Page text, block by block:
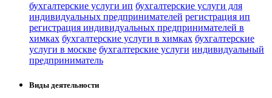
бухгалтерские услуги ип бухгалтерские услуги для
индивидуальных предпринимателей регистрация ип
регистрация индивидуальных предпринимателей в
химках бухгалтерские услуги в химках бухгалтерские
услуги в москве бухгалтерские услуги индивидуальный
предприниматель
Виды деятельности